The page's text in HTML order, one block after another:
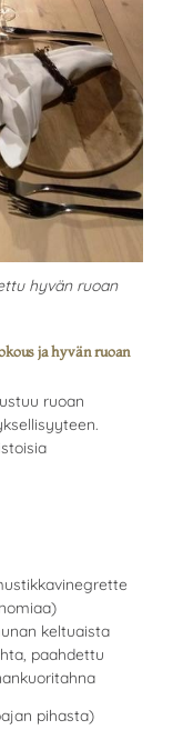
hyvän ruoan
ja hyvän ruoan
ruoan
keltuaista
paahdettu
pihasta)